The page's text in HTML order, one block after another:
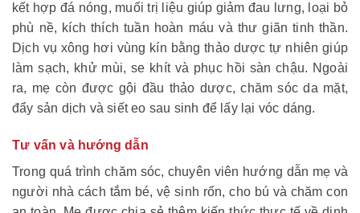
kết hợp đá nóng, muối trị liệu giúp giảm đau lưng, loại bỏ
phù nề, kích thích tuần hoàn máu và thư giãn tinh thần.
Dịch vụ xông hơi vùng kín bằng thảo dược tự nhiên giúp
làm sạch, khử mùi, se khít và phục hồi sàn chậu. Ngoài
ra, mẹ còn được gội đầu thảo dược, chăm sóc da mặt,
đẩy sản dịch và siết eo sau sinh để lấy lại vóc dáng.
Tư vấn và hướng dẫn
Trong quá trình chăm sóc, chuyên viên hướng dẫn mẹ và
người nhà cách tắm bé, vệ sinh rốn, cho bú và chăm con